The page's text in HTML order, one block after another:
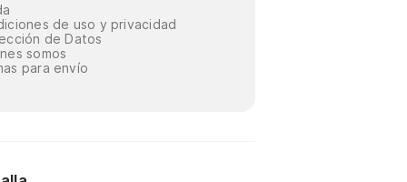
de uso y privacidad
de Datos
somos
para envío